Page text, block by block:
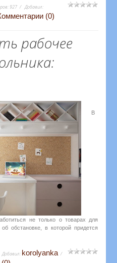
927 Добавил:
(0)
рабочее
В
не только о товарах для
обстановке, в которой придется
Добавил: korolyanka